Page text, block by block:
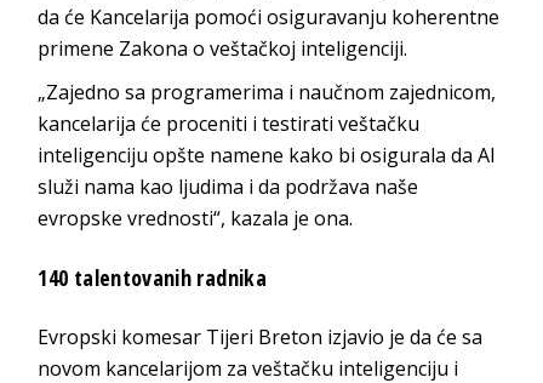
da će Kancelarija pomoći osiguravanju koherentne
primene Zakona o veštačkoj inteligenciji.
„Zajedno sa programerima i naučnom zajednicom,
kancelarija će proceniti i testirati veštačku
inteligenciju opšte namene kako bi osigurala da AI
služi nama kao ljudima i da podržava naše
evropske vrednosti“, kazala je ona.
140 talentovanih radnika
Evropski komesar Tijeri Breton izjavio je da će sa
novom kancelarijom za veštačku inteligenciju i